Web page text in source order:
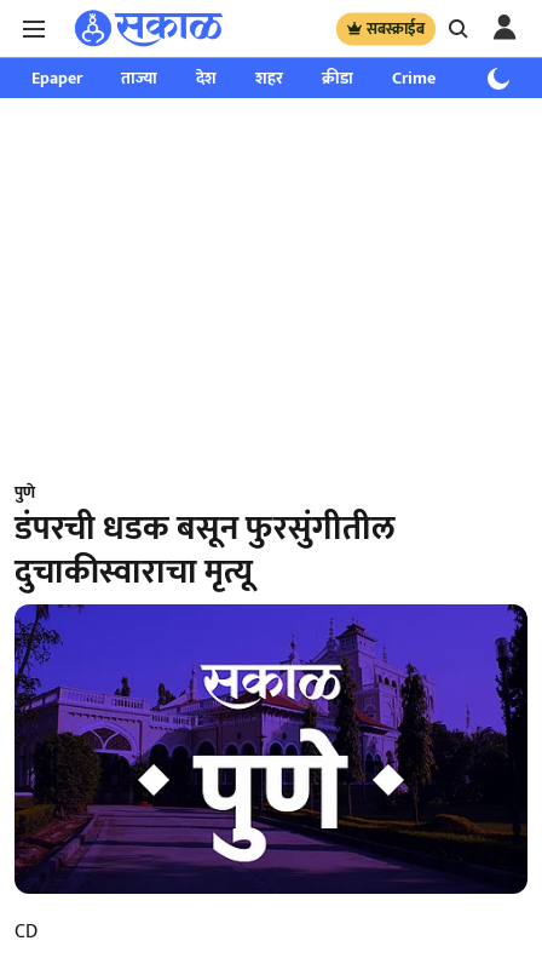
सबस्क्राईब
Epaper ताज्या देश शहर क्रीडा Crime साप्ताहिक
पुणे
डंपरची धडक बसून फुरसुंगीतील
दुचाकीस्वाराचा मृत्यू
CD